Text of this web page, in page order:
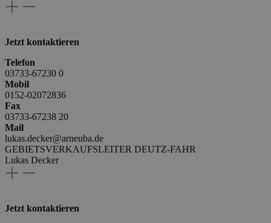
Jetzt kontaktieren
Telefon
03733-67230 0
Mobil
0152-02072836
Fax
03733-67238 20
Mail
lukas.decker@arneuba.de
GEBIETSVERKAUFSLEITER DEUTZ-FAHR
Lukas Decker
Jetzt kontaktieren